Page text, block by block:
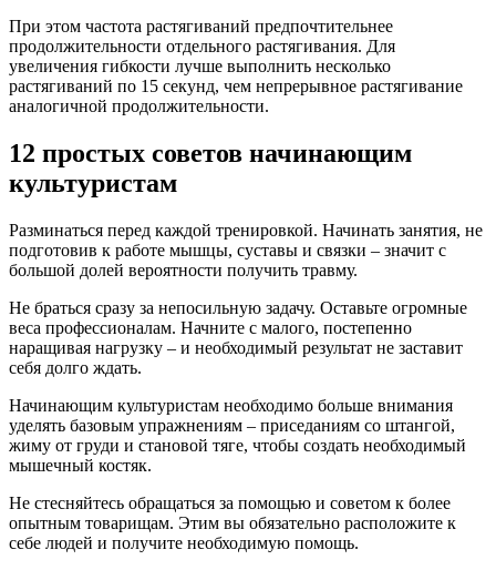
При этом частота растягиваний предпочтительнее
продолжительности отдельного растягивания. Для
увеличения гибкости лучше выполнить несколько
растягиваний по 15 секунд, чем непрерывное растягивание
аналогичной продолжительности.
12 простых советов начинающим
культуристам
Разминаться перед каждой тренировкой. Начинать занятия, не
подготовив к работе мышцы, суставы и связки – значит с
большой долей вероятности получить травму.
Не браться сразу за непосильную задачу. Оставьте огромные
веса профессионалам. Начните с малого, постепенно
наращивая нагрузку – и необходимый результат не заставит
себя долго ждать.
Начинающим культуристам необходимо больше внимания
уделять базовым упражнениям – приседаниям со штангой,
жиму от груди и становой тяге, чтобы создать необходимый
мышечный костяк.
Не стесняйтесь обращаться за помощью и советом к более
опытным товарищам. Этим вы обязательно расположите к
себе людей и получите необходимую помощь.